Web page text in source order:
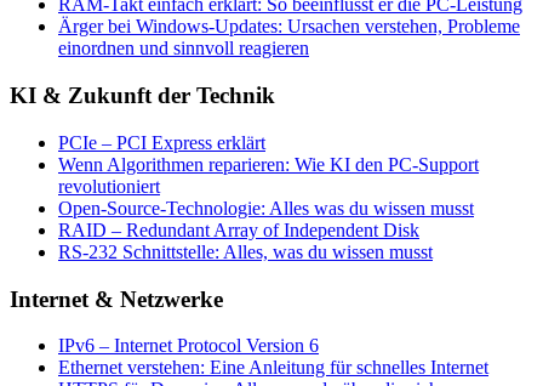
RAM-Takt einfach erklärt: So beeinflusst er die PC-Leistung
Ärger bei Windows-Updates: Ursachen verstehen, Probleme
einordnen und sinnvoll reagieren
KI & Zukunft der Technik
PCIe – PCI Express erklärt
Wenn Algorithmen reparieren: Wie KI den PC-Support
revolutioniert
Open-Source-Technologie: Alles was du wissen musst
RAID – Redundant Array of Independent Disk
RS-232 Schnittstelle: Alles, was du wissen musst
Internet & Netzwerke
IPv6 – Internet Protocol Version 6
Ethernet verstehen: Eine Anleitung für schnelles Internet